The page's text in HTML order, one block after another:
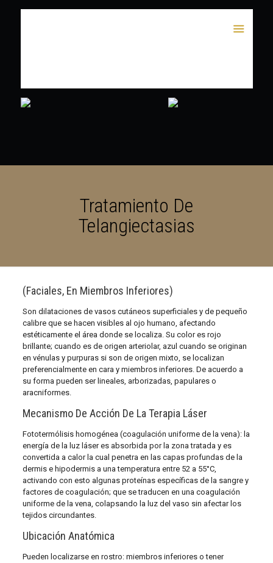
Tratamiento De
Telangiectasias
(Faciales, En Miembros Inferiores)
Son dilataciones de vasos cutáneos superficiales y de pequeño
calibre que se hacen visibles al ojo humano, afectando
estéticamente el área donde se localiza. Su color es rojo
brillante; cuando es de origen arteriolar, azul cuando se originan
en vénulas y purpuras si son de origen mixto, se localizan
preferencialmente en cara y miembros inferiores. De acuerdo a
su forma pueden ser lineales, arborizadas, papulares o
aracniformes.
Mecanismo De Acción De La Terapia Láser
Fototermólisis homogénea (coagulación uniforme de la vena): la
energía de la luz láser es absorbida por la zona tratada y es
convertida a calor la cual penetra en las capas profundas de la
dermis e hipodermis a una temperatura entre 52 a 55°C,
activando con esto algunas proteínas específicas de la sangre y
factores de coagulación; que se traducen en una coagulación
uniforme de la vena, colapsando la luz del vaso sin afectar los
tejidos circundantes.
Ubicación Anatómica
Pueden localizarse en rostro: miembros inferiores o tener